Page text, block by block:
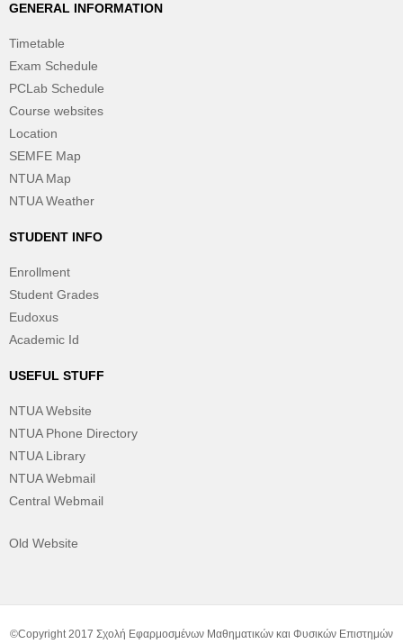
GENERAL INFORMATION
Timetable
Exam Schedule
PCLab Schedule
Course websites
Location
SEMFE Map
NTUA Map
NTUA Weather
STUDENT INFO
Enrollment
Student Grades
Eudoxus
Academic Id
USEFUL STUFF
NTUA Website
NTUA Phone Directory
NTUA Library
NTUA Webmail
Central Webmail
Old Website
©Copyright 2017 Σχολή Εφαρμοσμένων Μαθηματικών και Φυσικών Επιστημών